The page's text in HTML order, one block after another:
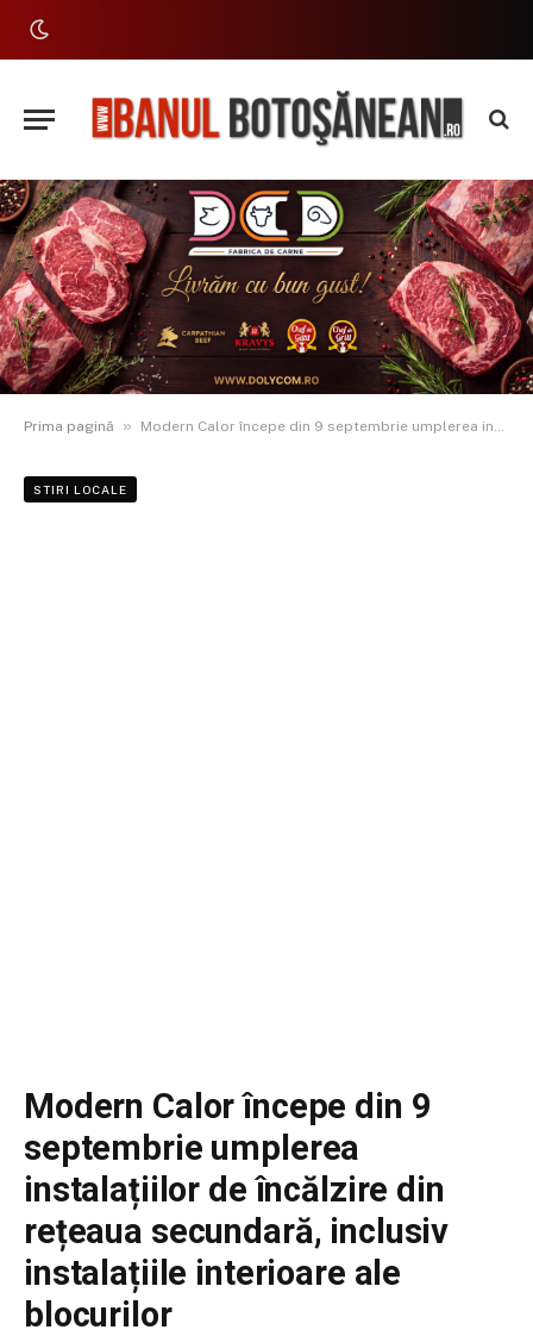
Prima pagină » Modern Calor începe din 9 septembrie umplerea instalațiilor de încălzire din rețeaua secundară, inclusiv instalațiile interioare ale blocurilor
STIRI LOCALE
Modern Calor începe din 9
septembrie umplerea
instalațiilor de încălzire din
rețeaua secundară, inclusiv
instalațiile interioare ale
blocurilor